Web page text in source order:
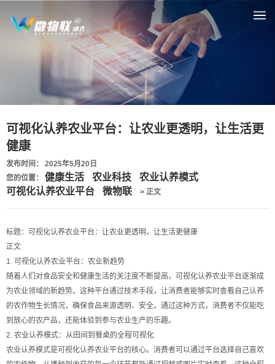
可视化认养农业平台：让农业更透明，让生活更
健康
发布时间： 2025年5月20日
您的位置： 健康生活 农业科技
农业认养模式
可视化认养农业平台
微物联 > 正文
标题：可视化认养农业平台：让农业更透明，让生活更健康
正文
1. 可视化认养农业平台：农业新趋势
随着人们对食品安全和健康生活的关注度不断提高，可视化认养农业平台逐渐成
为农业领域的新趋势。这种平台通过技术手段，让消费者能够实时查看自己认养
的农作物生长情况，确保食品来源透明、安全。通过这种方式，消费者不仅能吃
到放心的农产品，还能体验到参与农业生产的乐趣。
2. 农业认养模式：从田间到餐桌的全程可视化
农业认养模式是可视化认养农业平台的核心。消费者可以通过平台选择自己喜欢